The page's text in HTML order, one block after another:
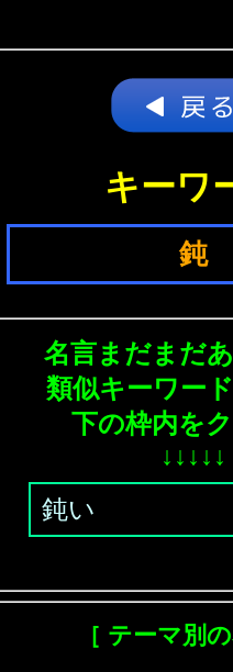
キーワ
鈍
名言まだまだ
類似キーワー
下の枠内を
↓↓↓↓↓
鈍い
［ テーマ別の